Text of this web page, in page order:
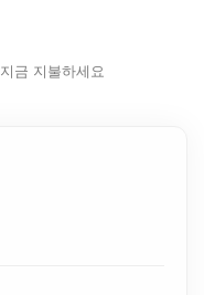
지금 지불하세요